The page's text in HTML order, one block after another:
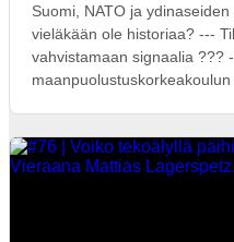
Suomi, NATO ja
vieläkään ole historiaa? ---
vahvistamaan signaalia ???
maanpuolustuskorkeakoulun